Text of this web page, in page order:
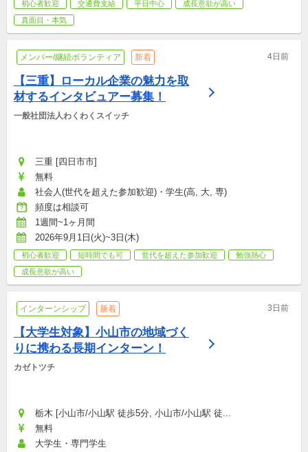
初心者歓迎 交通費支給 平日中心
成長意欲が高い
真面目・本気
メンバー/継続ボランティア 新着 4日前
【三重】ローカル企業の魅力を取
材するインタビュアー募集！
一般社団法人わくわくスイッチ
三重 [四日市市]
無料
社会人(世代を超えた参加歓迎)・学生(高, 大, 専)
頻度は相談可
1週間~1ヶ月間
2026年9月1日(火)~3日(木)
初心者歓迎 短時間でも可 世代を超えた参加歓迎
勉強熱心
成長意欲が高い
インターンシップ 新着 3日前
【大学生対象】小山市の地域づく
りに携わる長期インターン！
カゼトツチ
栃木 [小山市/小山駅 徒歩5分, 小山市/小山駅 徒...
無料
大学生・専門学生